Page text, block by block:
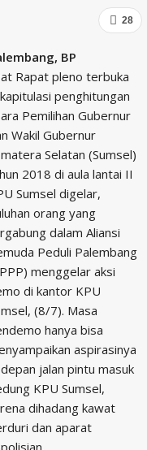
28
BP
Rapat pleno terbuka
penghitungan
Pemilihan Gubernur
Wakil Gubernur
Selatan (Sumsel)
2018 di aula lantai II
Sumsel digelar,
orang yang
dalam Aliansi
Peduli Palembang
menggelar aksi
di kantor KPU
(8/7). Masa
hanya bisa
aspirasinya
jalan pintu masuk
KPU Sumsel,
dihadang kawat
dan aparat